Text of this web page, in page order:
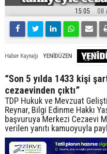
15:05 08
Haber Kaynağı YENİDÜZEN
“Son 5 yılda 1433 kişi
cezaevinden çıktı”
TDP Hukuk ve Mevzuat
Reynar, Bilgi Edinme Hakkı
başvuruya Merkezi Cezaevi
verilen yanıtı kamuoyuyla